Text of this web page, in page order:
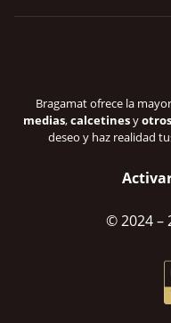
Bragamat ofrece la
medias,calcetinesy
deseo y haz realidad
© 2024–